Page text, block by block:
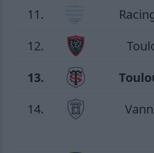
11.
12.
13.
14.